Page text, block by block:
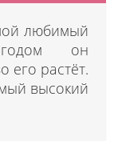
любимый
он
его растёт.
высокий